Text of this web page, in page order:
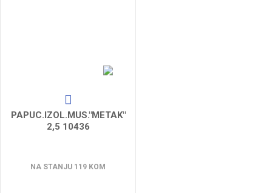
PAPUC.IZOL.MUS."METAK"
2,5 10436
NA STANJU 119 KOM